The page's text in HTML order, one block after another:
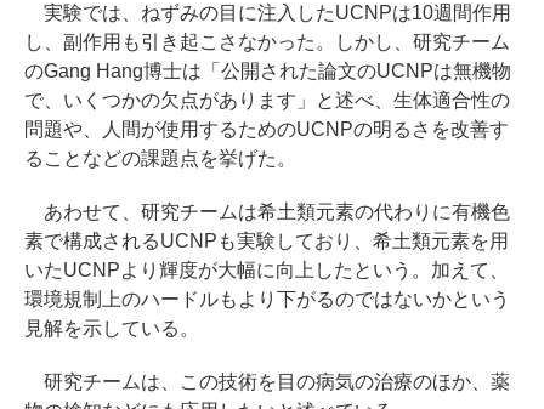
実験では、ねずみの目に注入したUCNPは10週間作用
し、副作用も引き起こさなかった。しかし、研究チーム
のGang Hang博士は「公開された論文のUCNPは無機物
で、いくつかの欠点があります」と述べ、生体適合性の
問題や、人間が使用するためのUCNPの明るさを改善す
ることなどの課題点を挙げた。
あわせて、研究チームは希土類元素の代わりに有機色
素で構成されるUCNPも実験しており、希土類元素を用
いたUCNPより輝度が大幅に向上したという。加えて、
環境規制上のハードルもより下がるのではないかという
見解を示している。
研究チームは、この技術を目の病気の治療のほか、薬